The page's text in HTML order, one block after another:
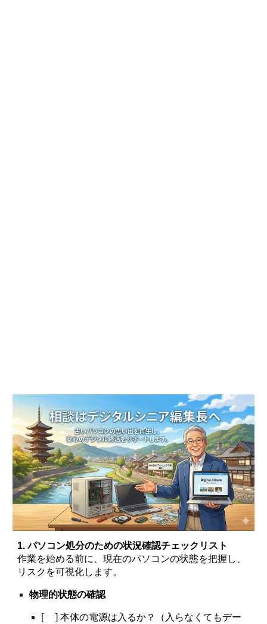
1. パソコン処分のための状況確認チェックリスト
作業を始める前に、現在のパソコンの状態を把握し、
リスクを可視化します。
物理的状態の確認
[ ] 本体の電源は入るか？（入らなくてもデー